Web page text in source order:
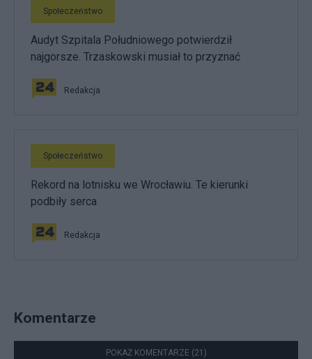
Społeczeństwo
Audyt Szpitala Południowego potwierdził
najgorsze. Trzaskowski musiał to przyznać
Redakcja
Społeczeństwo
Rekord na lotnisku we Wrocławiu. Te kierunki
podbiły serca
Redakcja
Komentarze
POKAŻ KOMENTARZE (21)